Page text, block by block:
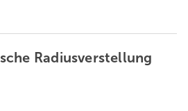
Radiusverstellung